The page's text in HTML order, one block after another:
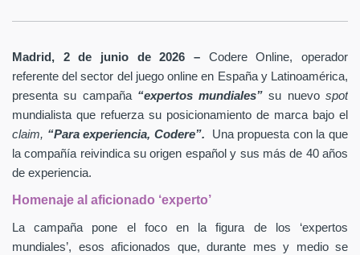
Madrid, 2 de junio de 2026 – Codere Online, operador
referente del sector del juego online en España y Latinoamérica,
presenta su campaña “expertos mundiales” su nuevospot
mundialista que refuerza su posicionamiento de marca bajo el
claim, “Para experiencia, Codere”.
Una propuesta con la que
la compañía reivindica su origen español y sus más de 40 años
de experiencia.
Homenaje al aficionado ‘experto’
La campaña pone el foco en la figura de los ‘expertos
mundiales’, esos aficionados que, durante mes y medio se